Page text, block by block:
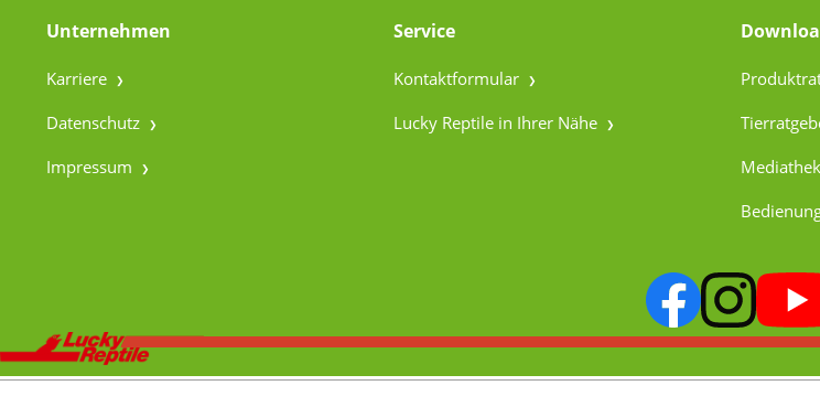
Unternehmen
Karriere
Datenschutz
Impressum
Service
Kontaktformular
Lucky Reptile in Ihrer Nähe
Mediathek